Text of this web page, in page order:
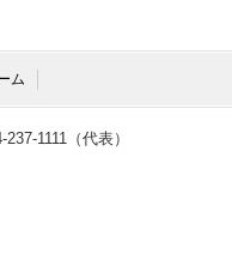
ム
1111（代表）